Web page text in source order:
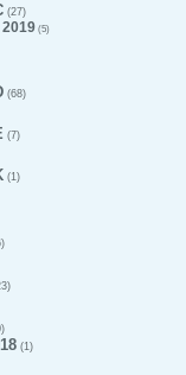
(27)
(5)
(68)
(7)
(1)
(1)